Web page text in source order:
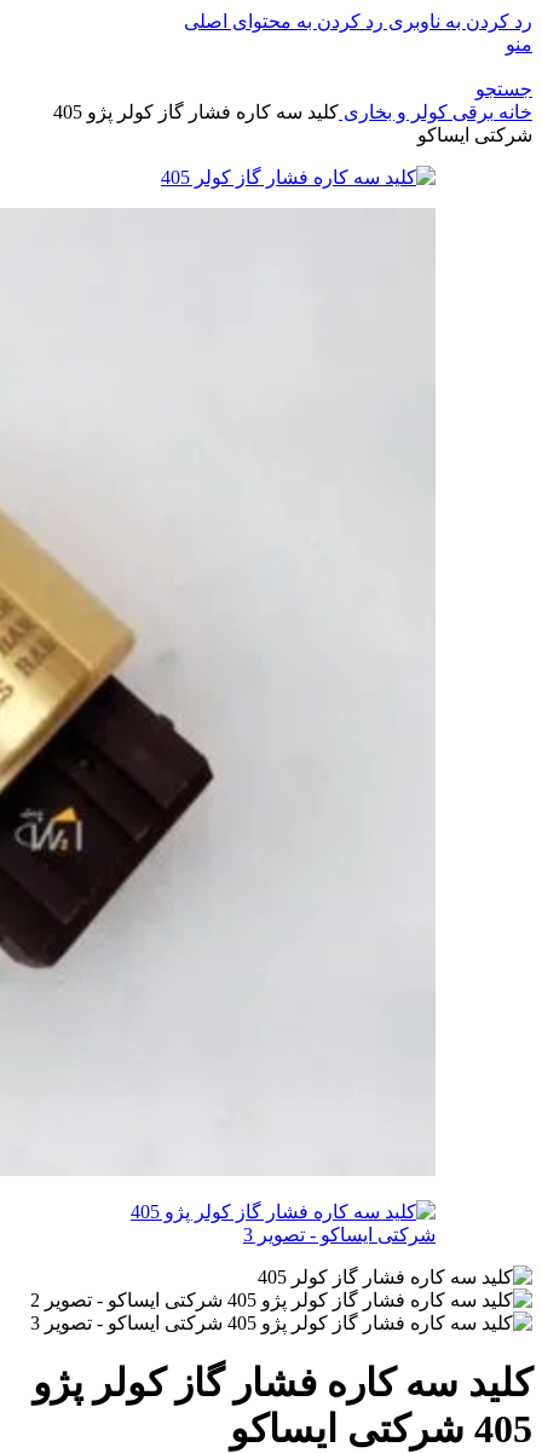
رد کردن به ناوبری رد کردن به محتوای اصلی
منو
جستجو
خانه برقی کولر و بخاری
کلید سه کاره فشار گاز کولر پژو 405
شرکتی ایساکو
کلید سه کاره فشار گاز کولر پژو
405 شرکتی ایساکو